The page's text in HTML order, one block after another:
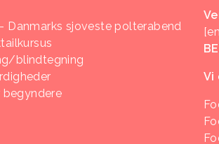
Danmarks sjoveste polterabend
blindtegning
begyndere
Vi